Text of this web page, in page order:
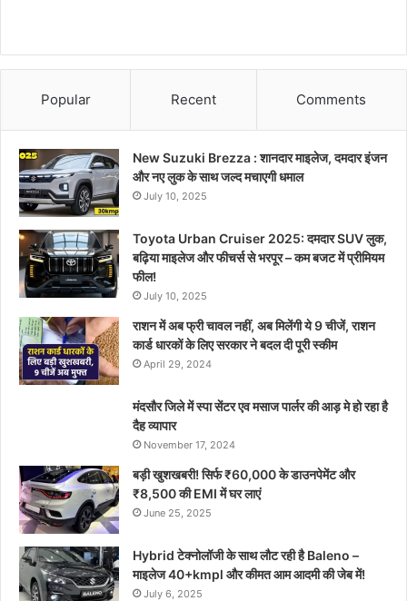
Popular Recent Comments
New Suzuki Brezza : शानदार माइलेज, दमदार इंजन
और नए लुक के साथ जल्द मचाएगी धमाल
July 10, 2025
Toyota Urban Cruiser 2025: दमदार SUV लुक,
बढ़िया माइलेज और फीचर्स से भरपूर – कम बजट में प्रीमियम
फील!
July 10, 2025
राशन में अब फ्री चावल नहीं, अब मिलेंगी ये 9 चीजें, राशन
कार्ड धारकों के लिए सरकार ने बदल दी पूरी स्कीम
April 29, 2024
मंदसौर जिले में स्पा सेंटर एव मसाज पार्लर की आड़ मे हो रहा है
दैह व्यापार
November 17, 2024
बड़ी खुशखबरी! सिर्फ ₹60,000 के डाउनपेमेंट और
₹8,500 की EMI में घर लाएं
June 25, 2025
Hybrid टेक्नोलॉजी के साथ लौट रही है Baleno –
माइलेज 40+kmpl और कीमत आम आदमी की जेब में!
July 6, 2025